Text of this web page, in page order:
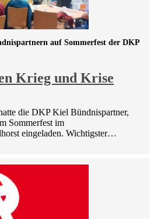
Krieg und Krise
auf Sommerfest der DKP
die DKP Kiel Bündnispartner,
Sommerfest im
eingeladen. Wichtigster…